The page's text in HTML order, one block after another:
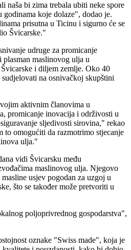
naša bi zima trebala ubiti neke spore
koje dolaze", dodao je.
prisutna u Ticinu i sigurno će se
Švicarske."
udruge za promicanje
maslinovog ulja u
i diljem zemlje. Oko 40
na osnivačkoj skupštini
aktivnim članovima u
promicanje inovacija i održivosti u
sljedivosti sirovina," rekao
to omogućiti da razmotrimo stjecanje
ulja."
vidi Švicarsku među
maslinovog ulja. Njegovo
usjev pogodan za uzgoj u
što se također može pretvoriti u
poljoprivrednog gospodarstva",
oznake "Swiss made", koja je